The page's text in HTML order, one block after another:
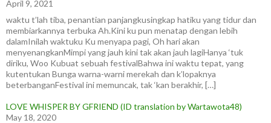
April 9, 2021
waktu t’lah tiba, penantian panjangkusingkap hatiku yang tidur dan
membiarkannya terbuka Ah.Kini ku pun menatap dengan lebih
dalamInilah waktuku Ku menyapa pagi, Oh hari akan
menyenangkanMimpi yang jauh kini tak akan jauh lagiHanya ‘tuk
diriku, Woo Kubuat sebuah festivalBahwa ini waktu tepat, yang
kutentukan Bunga warna-warni merekah dan k’lopaknya
beterbanganFestival ini memuncak, tak ‘kan berakhir, […]
LOVE WHISPER BY GFRIEND (ID translation by Wartawota48)
May 18, 2020